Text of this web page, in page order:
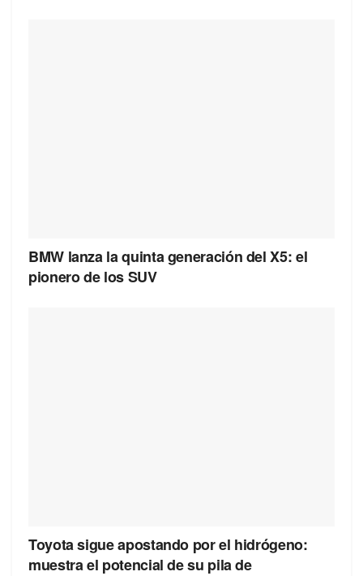
BMW lanza la quinta generación del X5: el
pionero de los SUV
Toyota sigue apostando por el hidrógeno:
muestra el potencial de su pila de